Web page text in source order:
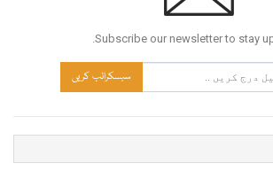
Subscribe our newsletter to stay
سبسکرائب کریں